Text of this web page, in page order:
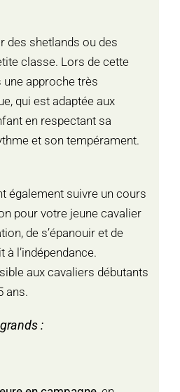
des shetlands ou des
classe. Lors de cette
une approche très
qui est adaptée aux
en respectant sa
et son tempérament.
également suivre un cours
pour votre jeune cavalier
de s’épanouir et de
à l’indépendance.
aux cavaliers débutants
ans.
: